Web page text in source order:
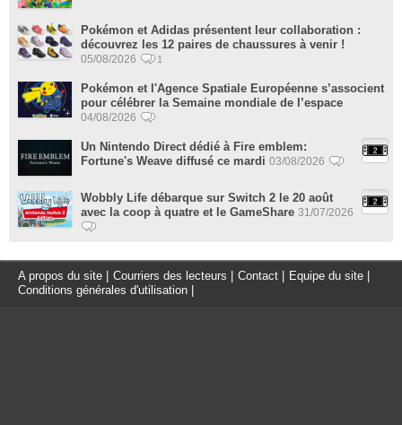
Pokémon et Adidas présentent leur collaboration :
découvrez les 12 paires de chaussures à venir !
05/08/2026 1
Pokémon et l'Agence Spatiale Européenne s’associent
pour célébrer la Semaine mondiale de l’espace
04/08/2026
Un Nintendo Direct dédié à Fire emblem:
Fortune's Weave diffusé ce mardi 03/08/2026
Wobbly Life débarque sur Switch 2 le 20 août
avec la coop à quatre et le GameShare 31/07/2026
A propos du site | Courriers des lecteurs | Contact | Equipe du site |
Conditions générales d'utilisation |